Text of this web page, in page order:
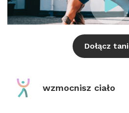
Dołącz
wzmocnisz ciało